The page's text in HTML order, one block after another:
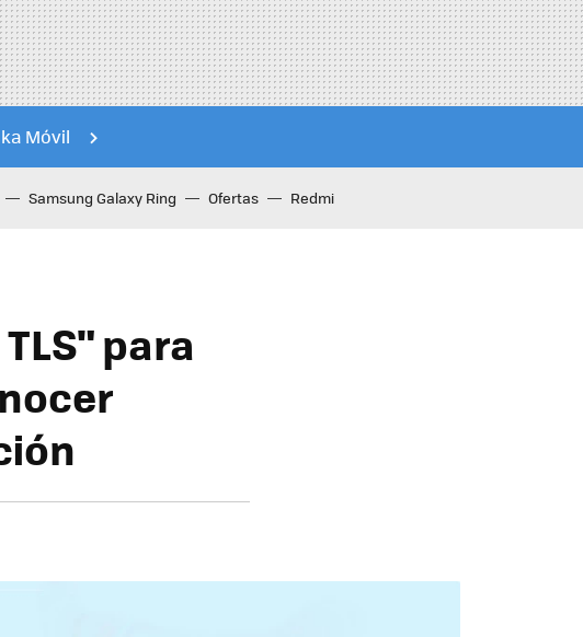
Móvil
Samsung Galaxy Ring Ofertas Redmi
para